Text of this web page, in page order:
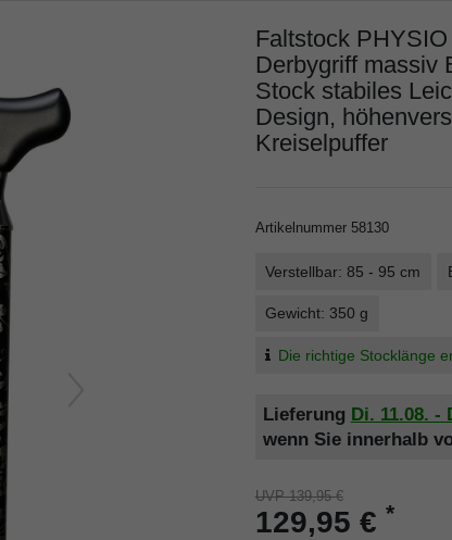
Faltstock
Derbygriff massiv
Stock stabiles
Design,
Kreiselpuffer
Artikelnummer 58130
Verstellbar: 85 - 95 cm
Gewicht: 350 g
Die richtige Stocklänge
Lieferung Di. 11.08. -
wenn Sie innerhalb
UVP 139,95 €
129,95 € *